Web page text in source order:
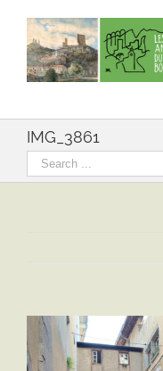
content
IMG_3861
Rechercher